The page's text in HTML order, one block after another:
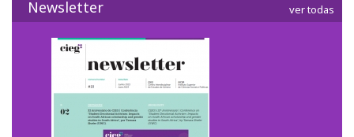
Apresentações
2º Congresso Internacional
Mensagem de Boas-Vindas
Programa
Newsletter ver todas